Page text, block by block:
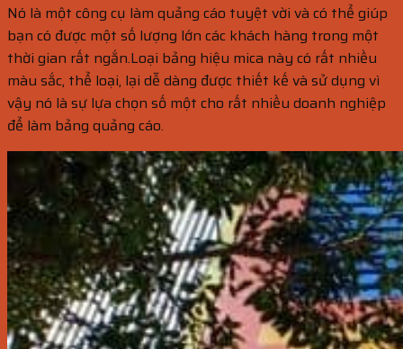
Nó là một công cụ làm quảng cáo tuyệt vời và có thể giúp
bạn có được một số lượng lớn các khách hàng trong một
thời gian rất ngắn.Loại bảng hiệu mica này có rất nhiều
màu sắc, thể loại, lại dễ dàng được thiết kế và sử dụng vì
vậy nó là sự lựa chọn số một cho rất nhiều doanh nghiệp
để làm bảng quảng cáo.